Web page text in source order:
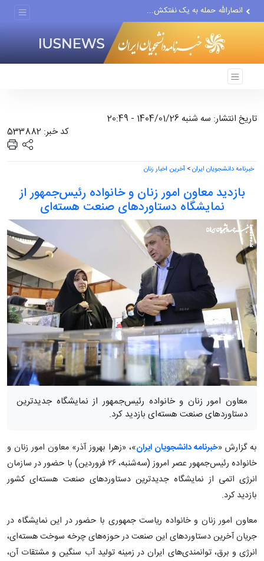
حادثه امنیتی دریایی در جنوب...
لفاظی جدید نتانیاهو علیه ایران
تاریخ انتشار: سه شنبه 1404/01/26 - 20:49
کد خبر: 533882
خبرنامه دانشجویان ایران> آخرین اخبار زنان
بازدید معاون امور زنان و خانواده رئیس‌جمهور از
نمایشگاه دستاوردهای صنعت هسته‌ای
معاون امور زنان و خانواده رئیس‌جمهور از نمایشگاه جدیدترین
دستاوردهای صنعت هسته‌ای بازدید کرد.
به گزارش «خبرنامه دانشجویان ایران»، «زهرا بهروز آذر» معاون امور زنان و
خانواده رئیس‌جمهور عصر امروز (سه‌شنبه، ۲۶ فروردین) با حضور در سازمان
انرژی اتمی از نمایشگاه جدیدترین دستاوردهای صنعت هسته‌ای کشور
بازدید کرد.
معاون امور زنان و خانواده ریاست جمهوری با حضور در این نمایشگاه در
جریان آخرین دستاوردهای این صنعت در حوزه‌های چرخه سوخت هسته‌ای،
انرژی و برق، توانمندی‌های ایران در زمینه تولید آب سنگین و مشتقات آن،